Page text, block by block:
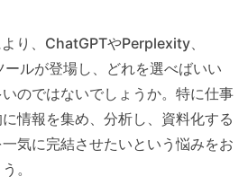
り、ChatGPTやPerplexity、
ルが登場し、どれを選べばいい
のではないでしょうか。特に仕事
情報を集め、分析し、資料化する
気に完結させたいという悩みをお
。